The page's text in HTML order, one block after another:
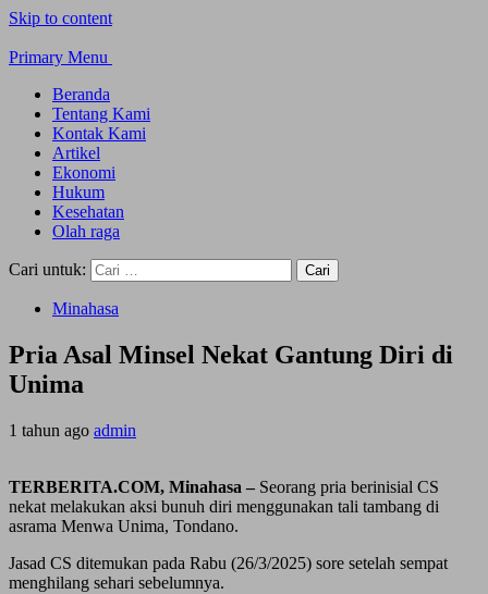
Skip to content
Primary Menu
Beranda
Tentang Kami
Kontak Kami
Artikel
Ekonomi
Hukum
Kesehatan
Olah raga
Cari untuk:
Minahasa
Pria Asal Minsel Nekat Gantung Diri di
Unima
1 tahun ago admin
TERBERITA.COM, Minahasa – Seorang pria berinisial CS
nekat melakukan aksi bunuh diri menggunakan tali tambang di
asrama Menwa Unima, Tondano.
Jasad CS ditemukan pada Rabu (26/3/2025) sore setelah sempat
menghilang sehari sebelumnya.